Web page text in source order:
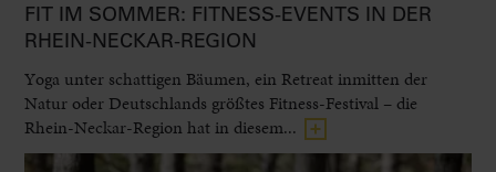
FIT IM SOMMER: FITNESS-EVENTS IN DER
RHEIN-NECKAR-REGION
Yoga unter schattigen Bäumen, ein Retreat inmitten der
Natur oder Deutschlands größtes Fitness-Festival – die
Rhein-Neckar-Region hat in diesem...